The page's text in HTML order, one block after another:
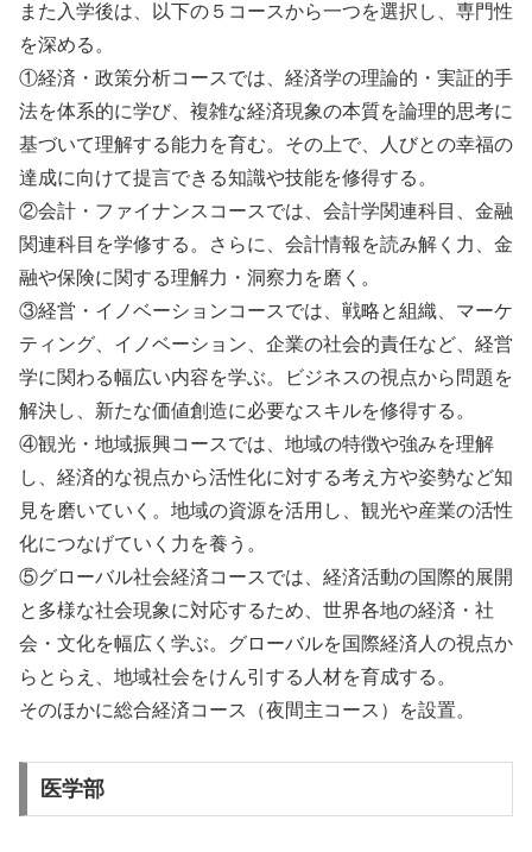
また入学後は、以下の５コースから一つを選択し、専門性
を深める。
①経済・政策分析コースでは、経済学の理論的・実証的手
法を体系的に学び、複雑な経済現象の本質を論理的思考に
基づいて理解する能力を育む。その上で、人びとの幸福の
達成に向けて提言できる知識や技能を修得する。
②会計・ファイナンスコースでは、会計学関連科目、金融
関連科目を学修する。さらに、会計情報を読み解く力、金
融や保険に関する理解力・洞察力を磨く。
③経営・イノベーションコースでは、戦略と組織、マーケ
ティング、イノベーション、企業の社会的責任など、経営
学に関わる幅広い内容を学ぶ。ビジネスの視点から問題を
解決し、新たな価値創造に必要なスキルを修得する。
④観光・地域振興コースでは、地域の特徴や強みを理解
し、経済的な視点から活性化に対する考え方や姿勢など知
見を磨いていく。地域の資源を活用し、観光や産業の活性
化につなげていく力を養う。
⑤グローバル社会経済コースでは、経済活動の国際的展開
と多様な社会現象に対応するため、世界各地の経済・社
会・文化を幅広く学ぶ。グローバルを国際経済人の視点か
らとらえ、地域社会をけん引する人材を育成する。
そのほかに総合経済コース（夜間主コース）を設置。
医学部